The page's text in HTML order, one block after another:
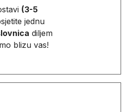
(3-5
jednu
diljem
blizu vas!